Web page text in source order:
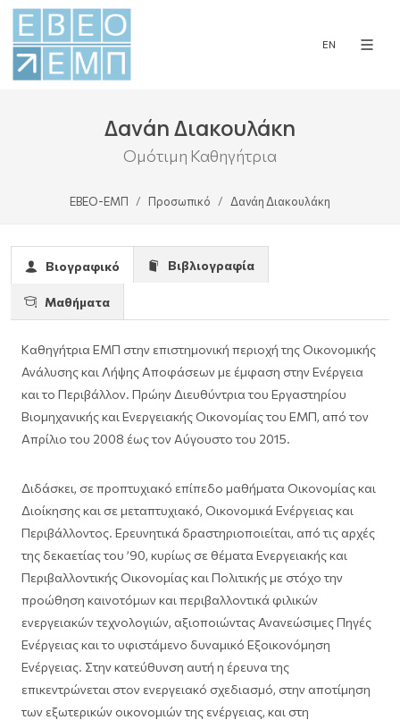
EN
Δανάη Διακουλάκη
Ομότιμη Καθηγήτρια
ΕΒΕΟ-ΕΜΠ Προσωπικό Δανάη Διακουλάκη
Βιογραφικό Βιβλιογραφία
Μαθήματα
Καθηγήτρια ΕΜΠ στην επιστημονική περιοχή της Οικονομικής
Ανάλυσης και Λήψης Αποφάσεων με έμφαση στην Ενέργεια
και το Περιβάλλον. Πρώην Διευθύντρια του Εργαστηρίου
Βιομηχανικής και Ενεργειακής Οικονομίας του ΕΜΠ, από τον
Απρίλιο του 2008 έως τον Αύγουστο του 2015.
Διδάσκει, σε προπτυχιακό επίπεδο μαθήματα Οικονομίας και
Διοίκησης και σε μεταπτυχιακό, Οικονομικά Ενέργειας και
Περιβάλλοντος. Ερευνητικά δραστηριοποιείται, από τις αρχές
της δεκαετίας του ’90, κυρίως σε θέματα Ενεργειακής και
Περιβαλλοντικής Οικονομίας και Πολιτικής με στόχο την
προώθηση καινοτόμων και περιβαλλοντικά φιλικών
ενεργειακών τεχνολογιών, αξιοποιώντας Ανανεώσιμες Πηγές
Ενέργειας και το υφιστάμενο δυναμικό Εξοικονόμηση
Ενέργειας. Στην κατεύθυνση αυτή η έρευνα της
επικεντρώνεται στον ενεργειακό σχεδιασμό, στην αποτίμηση
των εξωτερικών οικονομιών της ενέργειας, και στη